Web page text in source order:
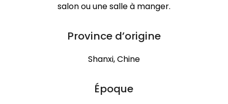
salon ou une salle à manger.
Province d’origine
Shanxi, Chine
Époque